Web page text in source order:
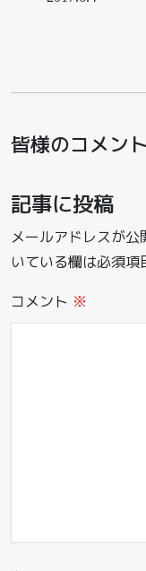
皆様のコメン
記事に投稿
メールアドレスが公
いている欄は必須項
コメント ※